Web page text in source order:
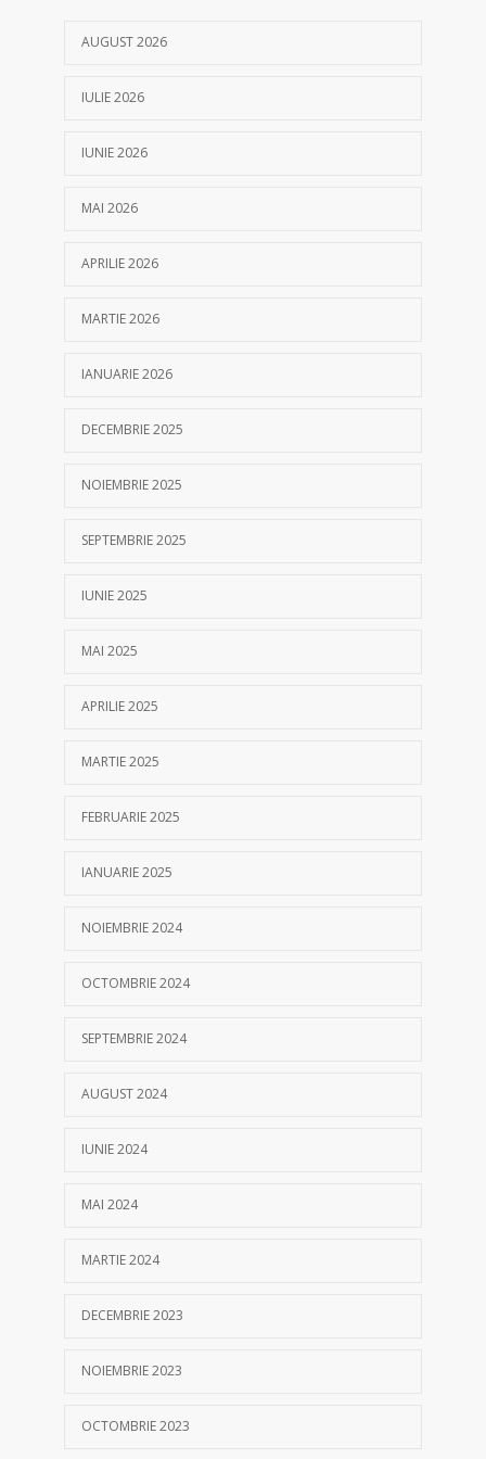
AUGUST 2026
IULIE 2026
IUNIE 2026
MAI 2026
APRILIE 2026
MARTIE 2026
IANUARIE 2026
DECEMBRIE 2025
NOIEMBRIE 2025
SEPTEMBRIE 2025
IUNIE 2025
MAI 2025
APRILIE 2025
MARTIE 2025
FEBRUARIE 2025
IANUARIE 2025
NOIEMBRIE 2024
OCTOMBRIE 2024
SEPTEMBRIE 2024
AUGUST 2024
IUNIE 2024
MAI 2024
MARTIE 2024
DECEMBRIE 2023
NOIEMBRIE 2023
OCTOMBRIE 2023